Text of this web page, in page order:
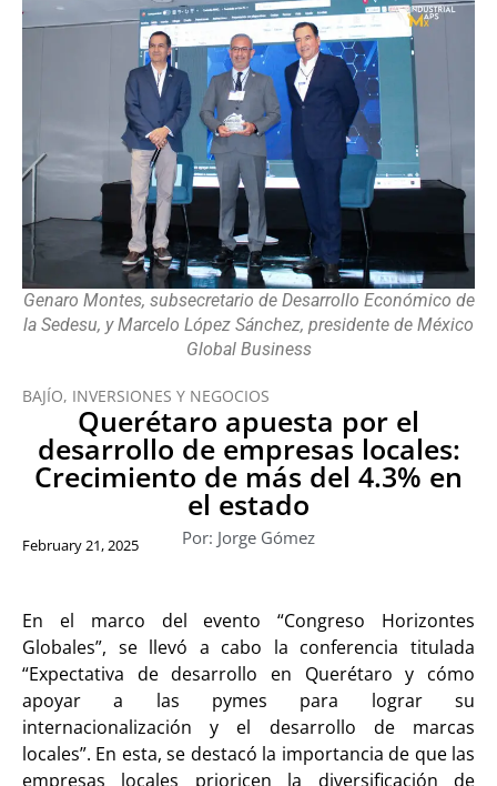
Genaro Montes, subsecretario de Desarrollo Económico de
la Sedesu, y Marcelo López Sánchez, presidente de México
Global Business
BAJÍO, INVERSIONES Y NEGOCIOS
Querétaro apuesta por el
desarrollo de empresas locales:
Crecimiento de más del 4.3% en
el estado
Por: Jorge Gómez
February 21, 2025
En el marco del evento “Congreso Horizontes
Globales”, se llevó a cabo la conferencia titulada
“Expectativa de desarrollo en Querétaro y cómo
apoyar a las pymes para lograr su
internacionalización y el desarrollo de marcas
locales”. En esta, se destacó la importancia de que las
empresas locales prioricen la diversificación de